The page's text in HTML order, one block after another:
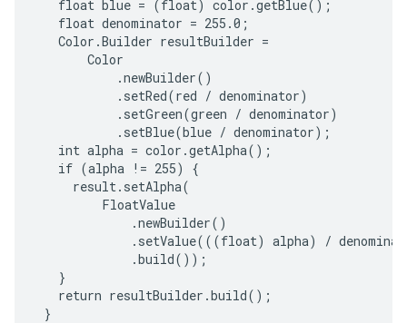
   float blue = (float) color.getBlue();
   float denominator = 255.0;
   Color.Builder resultBuilder =
       Color
           .newBuilder()
           .setRed(red / denominator)
           .setGreen(green / denominator)
           .setBlue(blue / denominator);
   int alpha = color.getAlpha();
   if (alpha != 255) {
     result.setAlpha(
         FloatValue
             .newBuilder()
.setValue(((float) alpha) /
             .build());
   }
   return resultBuilder.build();
}